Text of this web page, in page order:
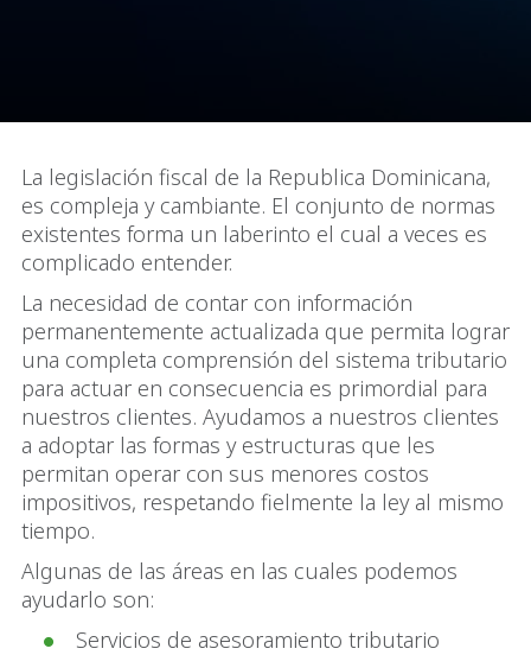
La legislación fiscal de la Republica Dominicana,
es compleja y cambiante. El conjunto de normas
existentes forma un laberinto el cual a veces es
complicado entender.
La necesidad de contar con información
permanentemente actualizada que permita lograr
una completa comprensión del sistema tributario
para actuar en consecuencia es primordial para
nuestros clientes. Ayudamos a nuestros clientes
a adoptar las formas y estructuras que les
permitan operar con sus menores costos
impositivos, respetando fielmente la ley al mismo
tiempo.
Algunas de las áreas en las cuales podemos
ayudarlo son:
Servicios de asesoramiento tributario